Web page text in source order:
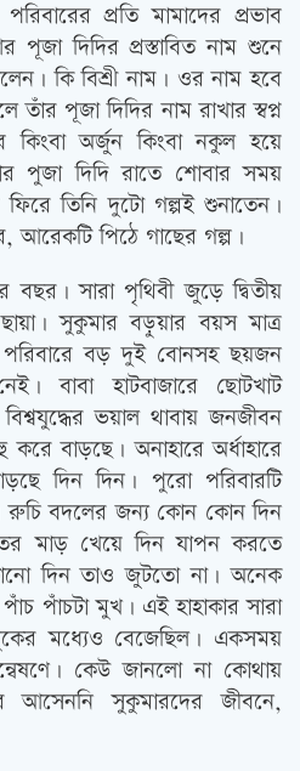
প্রতি মামাদের প্রভাব
দিদির প্রস্তাবিত নাম শুনে
কি বিশ্রী নাম। ওর নাম হবে
পূজা দিদির নাম রাখার স্বপ্ন
কিংবা অর্জুন কিংবা নকুল হয়ে
পুজা দিদি রাতে শোবার সময়
তিনি দুটো গল্পই শুনাতেন।
আরেকটি পিঠে গাছের গল্প।
সারা পৃথিবী জুড়ে দ্বিতীয়
ছায়া। সুকুমার বড়ুয়ার বয়স মাত্র
বড় দুই বোনসহ ছয়জন
বাবা হাটবাজারে ছোটখাট
ভয়াল থাবায় জনজীবন
করে বাড়ছে। অনাহারে অর্ধাহারে
দিন দিন। পুরো পরিবারটি
রুচি বদলের জন্য কোন কোন দিন
মাড় খেয়ে দিন যাপন করতে
দিন তাও জুটতো না। অনেক
পাঁচটা মুখ। এই হাহাকার সারা
মধ্যেও বেজেছিল। একসময়
কেউ জানলো না কোথায়
আসেননি সুকুমারদের জীবনে,